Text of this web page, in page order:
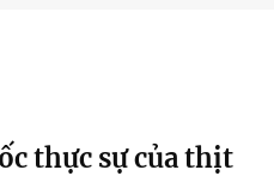
thực sự của thịt